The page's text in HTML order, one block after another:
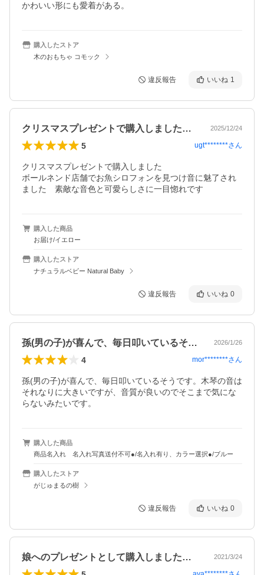
かわいい形にも愛着がある。
購入したストア
木のおもちゃ コモック
違反報告 いいね 1
クリスマスプレゼントで購入しましたボー… 2025/12/24
5 ugt********さん
クリスマスプレゼントで購入しました
ボールネンド店舗でお魚シロフォンを見つけ音に魅了され
ました　素敵な音色と可愛らしさに一目惚れです
購入した商品
お届け/イエロー
購入したストア
ナチュラルベビー Natural Baby
違反報告 いいね 0
孫(男の子)が喜んで、毎日叩いているそ… 2026/1/26
4 mor********さん
孫(男の子)が喜んで、毎日叩いているそうです。木琴の音は
それなりに大きいですが、音質が良いのでそこまで気にな
らないみたいです。
購入した商品
商品名入れ 名入れ写真送付不可●/名入れ有り、カラー選択●/ブルー
購入したストア
がじゅまるの樹
違反報告 いいね 0
娘へのプレゼントとして購入しました。楽… 2021/3/24